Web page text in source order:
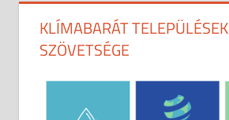
KLÍMABARÁT TELEPÜLÉSEK
SZÖVETSÉGE